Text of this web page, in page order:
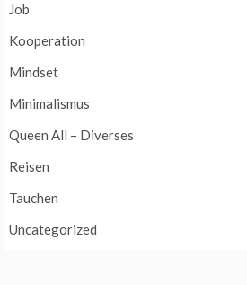
Job
Kooperation
Mindset
Minimalismus
Queen All – Diverses
Reisen
Tauchen
Uncategorized